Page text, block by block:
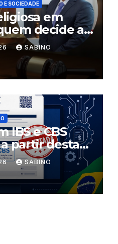
E SOCIEDADE
em
decide as
templos?
SABINO
IBS e CBS
partir desta
SABINO